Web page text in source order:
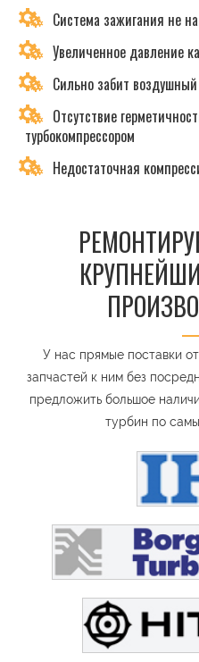
Система зажигания не
Увеличенное давление
Сильно забит
Отсутствие
турбокомпрессором
Недостаточная
У нас прямые поставки
запчастей к ним без
предложить большое
турбин по